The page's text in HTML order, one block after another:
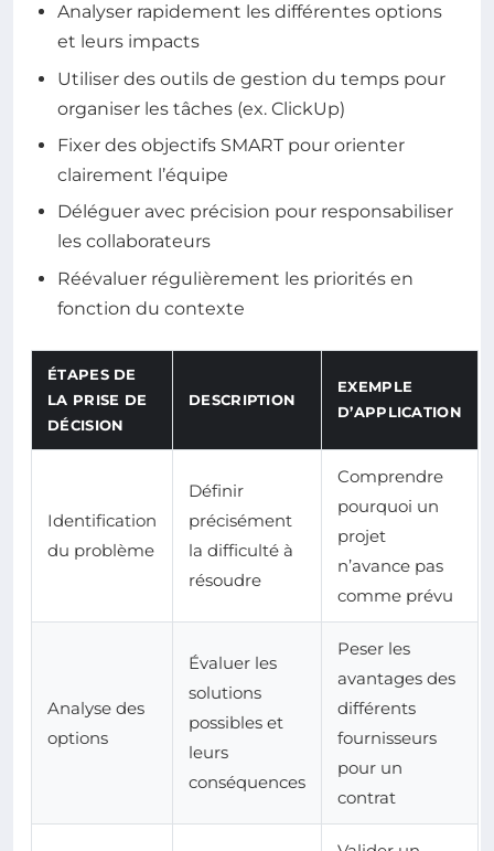
Analyser rapidement les différentes options
et leurs impacts
Utiliser des outils de gestion du temps pour
organiser les tâches (ex. ClickUp)
Fixer des objectifs SMART pour orienter
clairement l’équipe
Déléguer avec précision pour responsabiliser
les collaborateurs
Réévaluer régulièrement les priorités en
fonction du contexte
ÉTAPES DE
LA PRISE DE
DÉCISION
DESCRIPTION
EXEMPLE
D’APPLICATION
Identification
du problème
Définir
précisément
la difficulté à
résoudre
Comprendre
pourquoi un
projet
n’avance pas
comme prévu
Analyse des
options
Évaluer les
solutions
possibles et
leurs
conséquences
Peser les
avantages des
différents
fournisseurs
pour un
contrat